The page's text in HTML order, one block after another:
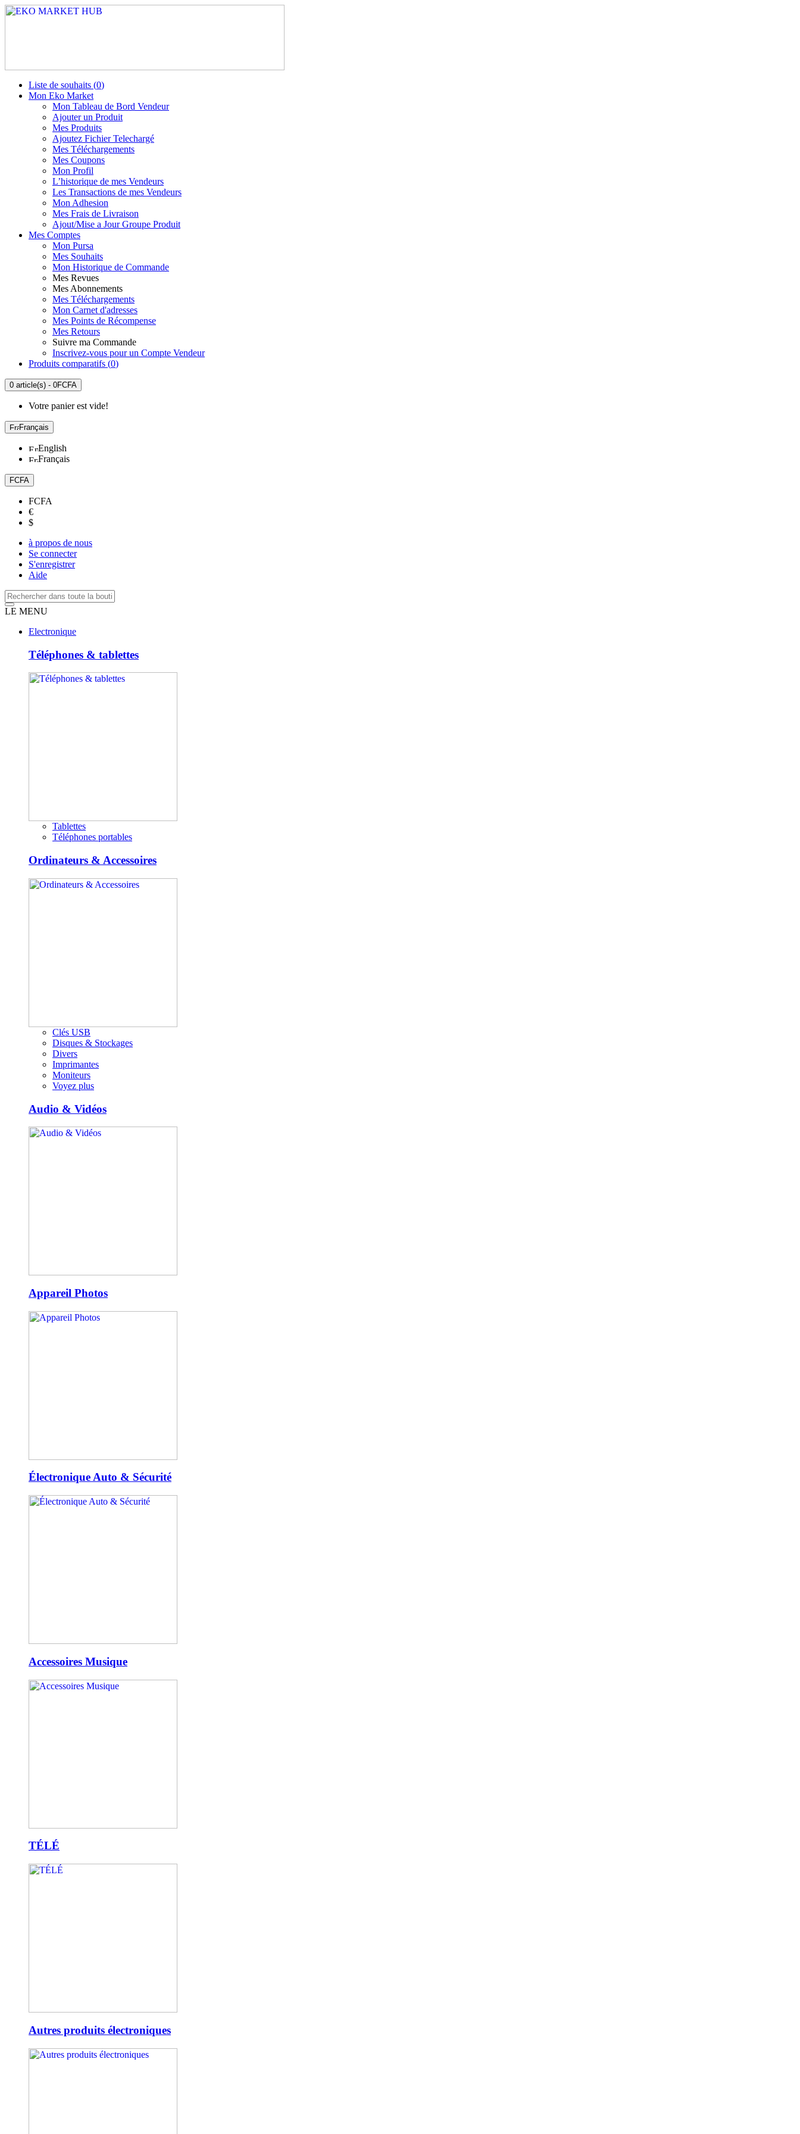
Liste de souhaits (0)
Mon Eko Market
Mon Tableau de Bord Vendeur
Ajouter un Produit
Mes Produits
Ajoutez Fichier Telechargé
Mes Téléchargements
Mes Coupons
Mon Profil
L’historique de mes Vendeurs
Les Transactions de mes Vendeurs
Mon Adhesion
Mes Frais de Livraison
Ajout/Mise a Jour Groupe Produit
Mes Comptes
Mon Pursa
Mes Souhaits
Mon Historique de Commande
Mes Revues
Mes Abonnements
Mes Téléchargements
Mon Carnet d'adresses
Mes Points de Récompense
Mes Retours
Suivre ma Commande
Inscrivez-vous pour un Compte Vendeur
Produits comparatifs (0)
0 article(s) - 0FCFA
Votre panier est vide!
Français
English
Français
FCFA
FCFA
€
$
à propos de nous
Se connecter
S'enregistrer
Aide
LE MENU
Electronique
Téléphones & tablettes
Tablettes
Téléphones portables
Ordinateurs & Accessoires
Clés USB
Disques & Stockages
Divers
Imprimantes
Moniteurs
Voyez plus
Audio & Vidéos
Appareil Photos
Électronique Auto & Sécurité
Accessoires Musique
TÉLÉ
Autres produits électroniques